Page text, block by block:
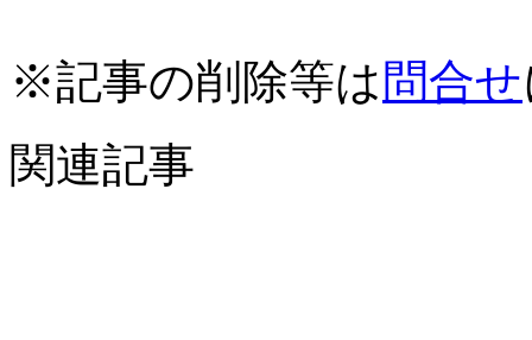
※記事の削除等は 問合せ
関連記事